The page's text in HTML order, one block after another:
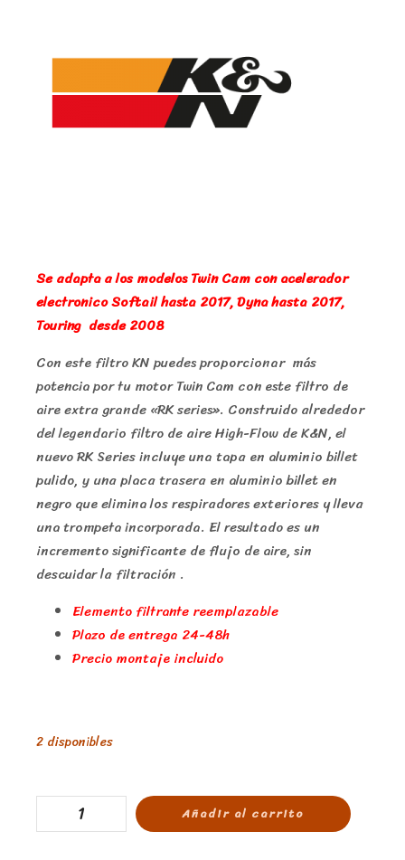
Se adapta a los modelos Twin Cam con acelerador
electronico Softail hasta 2017, Dyna hasta 2017,
Touring desde 2008
Con este filtro KN puedes proporcionar más
potencia por tu motor Twin Cam con este filtro de
aire extra grande «RK series». Construido alrededor
del legendario filtro de aire High-Flow de K&N, el
nuevo RK Series incluye una tapa en aluminio billet
pulido, y una placa trasera en aluminio billet en
negro que elimina los respiradores exteriores y lleva
una trompeta incorporada. El resultado es un
incremento significante de flujo de aire, sin
descuidar la filtración .
Elemento filtrante reemplazable
Plazo de entrega 24-48h
Precio montaje incluido
2 disponibles
Añadir al carrito